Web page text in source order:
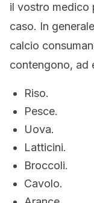
il vostro medico
caso. In
calcio
contengono, ad
Riso.
Pesce.
Uova.
Latticini.
Broccoli.
Cavolo.